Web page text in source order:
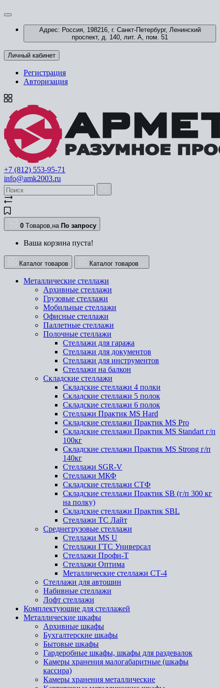
Адрес: Россия, 198216, г. Санкт-Петербург, Ленинский
проспект, д. 140, лит. А, пом. 51
Личный кабинет
Регистрация
Авторизация
+7 (812) 553-95-71
info@amk2003.ru
0 Tоваров,на По запросу
Ваша корзина пуста!
Каталог товаров Каталог товаров
Металлические стеллажи
Архивные стеллажи
Грузовые стеллажи
Мобильные стеллажи
Офисные стеллажи
Паллетные стеллажи
Полочные стеллажи
Стеллажи для гаража
Стеллажи для документов
Стеллажи для инструментов
Стеллажи на балкон
Складские стеллажи
Складские стеллажи 4 полки
Складские стеллажи 5 полок
Складские стеллажи 6 полок
Стеллажи Практик MS Hard
Складские стеллажи Практик MS Pro
Складские стеллажи Практик MS Standart г/п
100кг
Складские стеллажи Практик MS Strong г/п
140кг
Стеллажи SGR-V
Стеллажи МКФ
Складские стеллажи СТФ
Складские стеллажи Практик SB (г/п 300 кг
на полку)
Складские стеллажи Практик SBL
Стеллажи ТС Лайт
Среднегрузовые стеллажи
Стеллажи MS U
Стеллажи ГТС Универсал
Стеллажи Профи-Т
Стеллажи Оптима
Металлические стеллажи СТ-4
Стеллажи для автошин
Набивные стеллажи
Лофт стеллажи
Комплектующие для стеллажей
Металлические шкафы
Архивные шкафы
Бухгалтерские шкафы
Бытовые шкафы
Гардеробные шкафы, шкафы для раздевалок
Камеры хранения малогабаритные (шкафы
кассира)
Камеры хранения металлические